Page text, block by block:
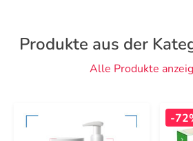
Produkte aus der
Alle Produkte
-